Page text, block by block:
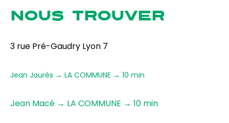
NOUS TROUVER
3 rue Pré-Gaudry Lyon 7
Jean Jaurès → LA COMMUNE → 10 min
Jean Macé → LA COMMUNE → 10 min